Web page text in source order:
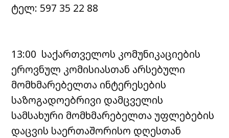
ტელ: 597 35 22 88
13:00 საქართველოს კომუნიკაციების
ეროვნულ კომისიასთან არსებული
მომხმარებელთა ინტერესების
საზოგადოებრივი დამცველის
სამსახური მომხმარებელთა უფლებების
დაცვის საერთაშორისო დღესთან